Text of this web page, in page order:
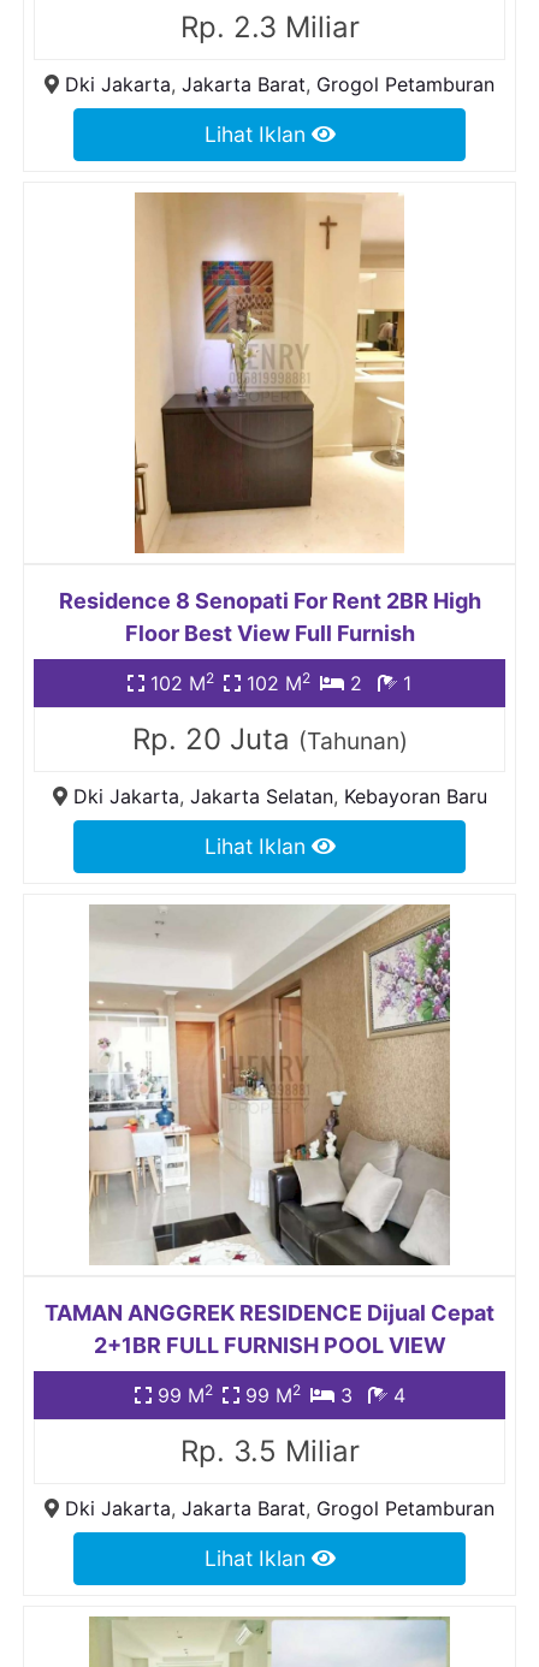
Rp. 2.3 Miliar
Dki Jakarta, Jakarta Barat, Grogol Petamburan
Lihat Iklan
Residence 8 Senopati For Rent 2BR High
Floor Best View Full Furnish
102 M2 102 M2 2 1
Rp. 20 Juta (Tahunan)
Dki Jakarta, Jakarta Selatan, Kebayoran Baru
Lihat Iklan
TAMAN ANGGREK RESIDENCE Dijual Cepat
2+1BR FULL FURNISH POOL VIEW
99 M2 99 M2 3 4
Rp. 3.5 Miliar
Dki Jakarta, Jakarta Barat, Grogol Petamburan
Lihat Iklan